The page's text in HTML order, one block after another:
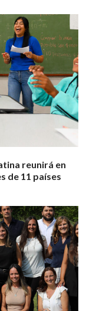
reunirá en
de 11 países